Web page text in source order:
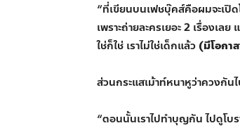
“ที่เขียนบนเฟชบุ๊คส์คือผมจะเปิด
เพราะถ่ายละครเยอะ 2 เรื่องเ
ใช่ก็ใช่ เราไม่ใช่เด็กแล้ว (มีโอกา
ส่วนกระแสเม้าท์หนาหูว่าควงกัน
“ตอนนั้นเราไปทำบุญกัน ไปดูโบ